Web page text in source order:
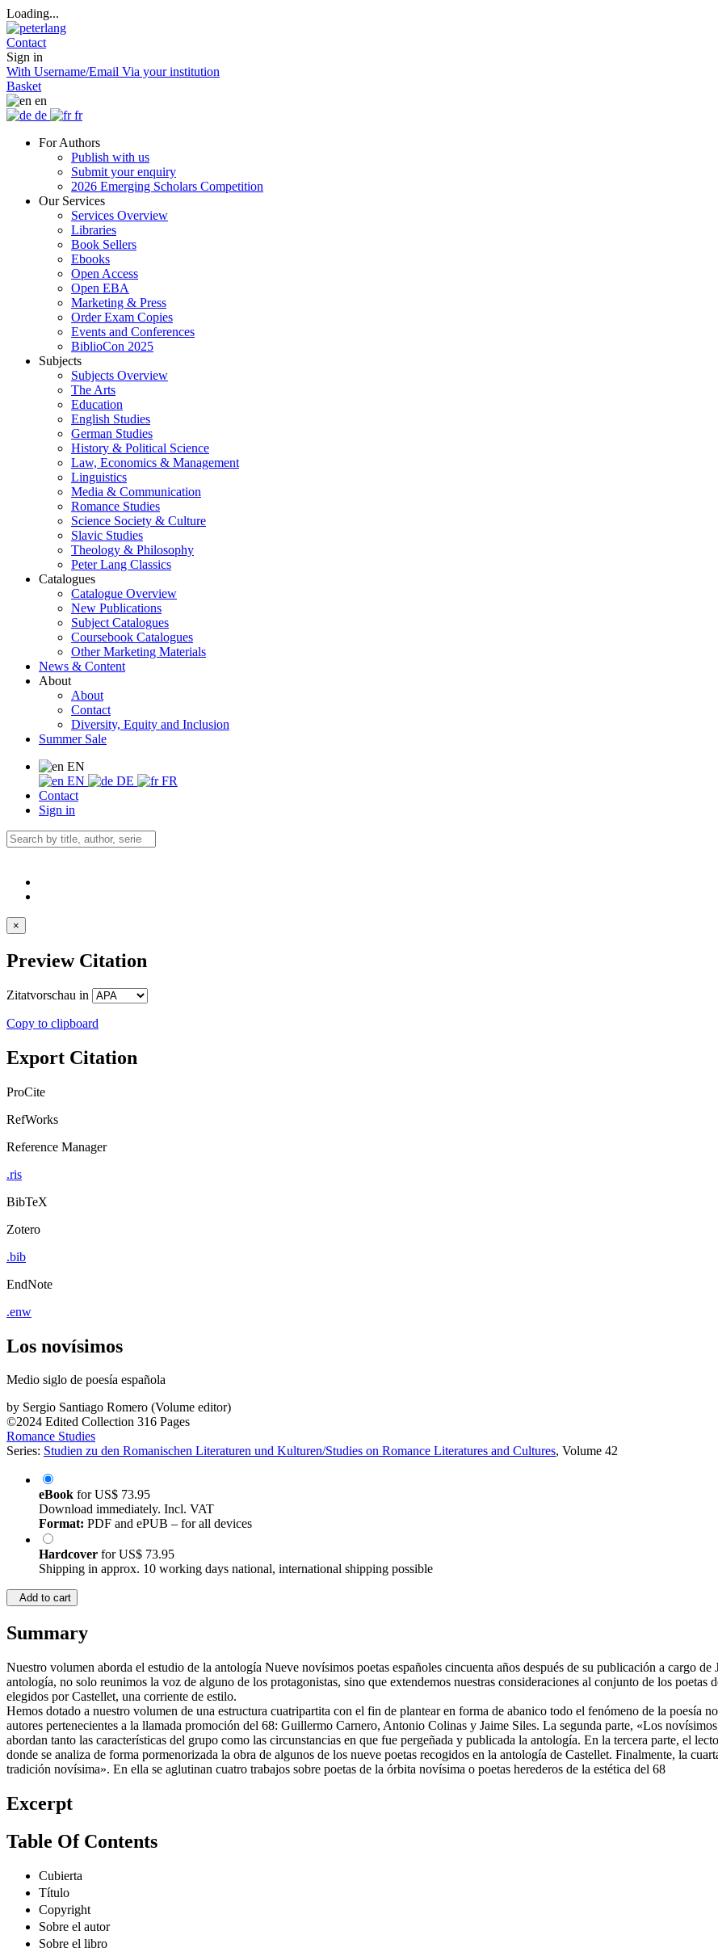
Loading...
Contact
Sign in
With Username/Email Via your institution
Basket
en
de
fr
For Authors
Publish with us
Submit your enquiry
2026 Emerging Scholars Competition
Our Services
Services Overview
Libraries
Book Sellers
Ebooks
Open Access
Open EBA
Marketing & Press
Order Exam Copies
Events and Conferences
BiblioCon 2025
Subjects
Subjects Overview
The Arts
Education
English Studies
German Studies
History & Political Science
Law, Economics & Management
Linguistics
Media & Communication
Romance Studies
Science Society & Culture
Slavic Studies
Theology & Philosophy
Peter Lang Classics
Catalogues
Catalogue Overview
New Publications
Subject Catalogues
Coursebook Catalogues
Other Marketing Materials
News & Content
About
About
Contact
Diversity, Equity and Inclusion
Summer Sale
EN
EN
DE
FR
Contact
Sign in
×
Preview Citation
Zitatvorschau in
Copy to clipboard
Export Citation
ProCite
RefWorks
Reference Manager
.ris
BibTeX
Zotero
.bib
EndNote
.enw
Los novísimos
Medio siglo de poesía española
by Sergio Santiago Romero (Volume editor)
©2024 Edited Collection 316 Pages
Romance Studies
Series: Studien zu den Romanischen Literaturen und Kulturen/Studies on Romance Literatures and Cultures, Volume 42
eBook forUS$ 73.95
Download immediately. Incl. VAT
Format: PDF and ePUB – for all devices
Hardcover forUS$ 73.95
Shipping in approx. 10 working days national, international shipping possible
Add to cart
Summary
Nuestro volumen aborda el estudio de la antología Nueve novísimos poetas españoles cincuenta años después de su publicación a cargo
antología, no solo reunimos la voz de alguno de los protagonistas, sino que extendemos nuestras consideraciones al conjunto de los
elegidos por Castellet, una corriente de estilo.
Hemos dotado a nuestro volumen de una estructura cuatripartita con el fin de plantear en forma de abanico todo el fenómeno de la poesía
autores pertenecientes a la llamada promoción del 68: Guillermo Carnero, Antonio Colinas y Jaime Siles. La segunda parte, «Los
abordan tanto las características del grupo como las circunstancias en que fue pergeñada y publicada la antología. En la tercera parte, el
donde se analiza de forma pormenorizada la obra de algunos de los nueve poetas recogidos en la antología de Castellet. Finalmente, la
tradición novísima». En ella se aglutinan cuatro trabajos sobre poetas de la órbita novísima o poetas herederos de la estética del 68
Excerpt
Table Of Contents
Cubierta
Título
Copyright
Sobre el autor
Sobre el libro